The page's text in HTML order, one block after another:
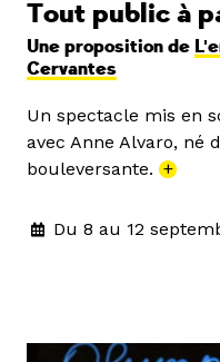
Tout public à
Une proposition de
Cervantes
Un spectacle mis en
avec Anne Alvaro, né
bouleversante. +
Du 8 au 12